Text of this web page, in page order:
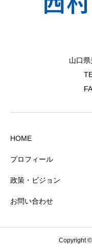
山口
HOME
プロフィール
政策・ビジョン
お問い合わせ
Copyright